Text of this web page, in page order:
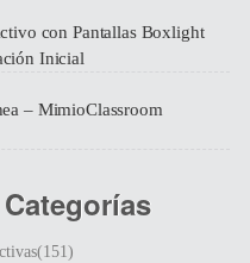
con Pantallas Boxlight
Inicial
– MimioClassroom